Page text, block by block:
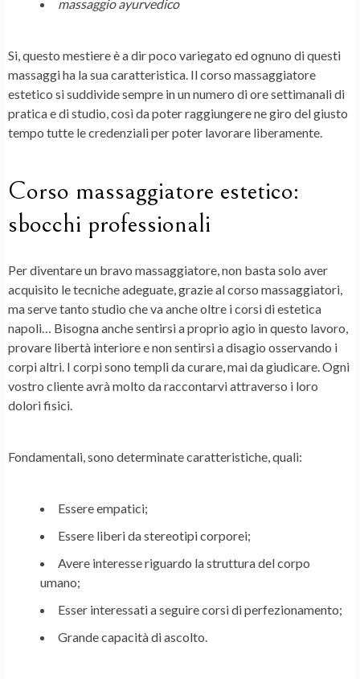
massaggio ayurvedico
Si, questo mestiere è a dir poco variegato ed ognuno di questi
massaggi ha la sua caratteristica. Il corso massaggiatore
estetico si suddivide sempre in un numero di ore settimanali di
pratica e di studio, così da poter raggiungere ne giro del giusto
tempo tutte le credenziali per poter lavorare liberamente.
Corso massaggiatore estetico:
sbocchi professionali
Per diventare un bravo massaggiatore, non basta solo aver
acquisito le tecniche adeguate, grazie al corso massaggiatori,
ma serve tanto studio che va anche oltre i corsi di estetica
napoli… Bisogna anche sentirsi a proprio agio in questo lavoro,
provare libertà interiore e non sentirsi a disagio osservando i
corpi altri. I corpi sono templi da curare, mai da giudicare. Ogni
vostro cliente avrà molto da raccontarvi attraverso i loro
dolori fisici.
Fondamentali, sono determinate caratteristiche, quali:
Essere empatici;
Essere liberi da stereotipi corporei;
Avere interesse riguardo la struttura del corpo
umano;
Esser interessati a seguire corsi di perfezionamento;
Grande capacità di ascolto.